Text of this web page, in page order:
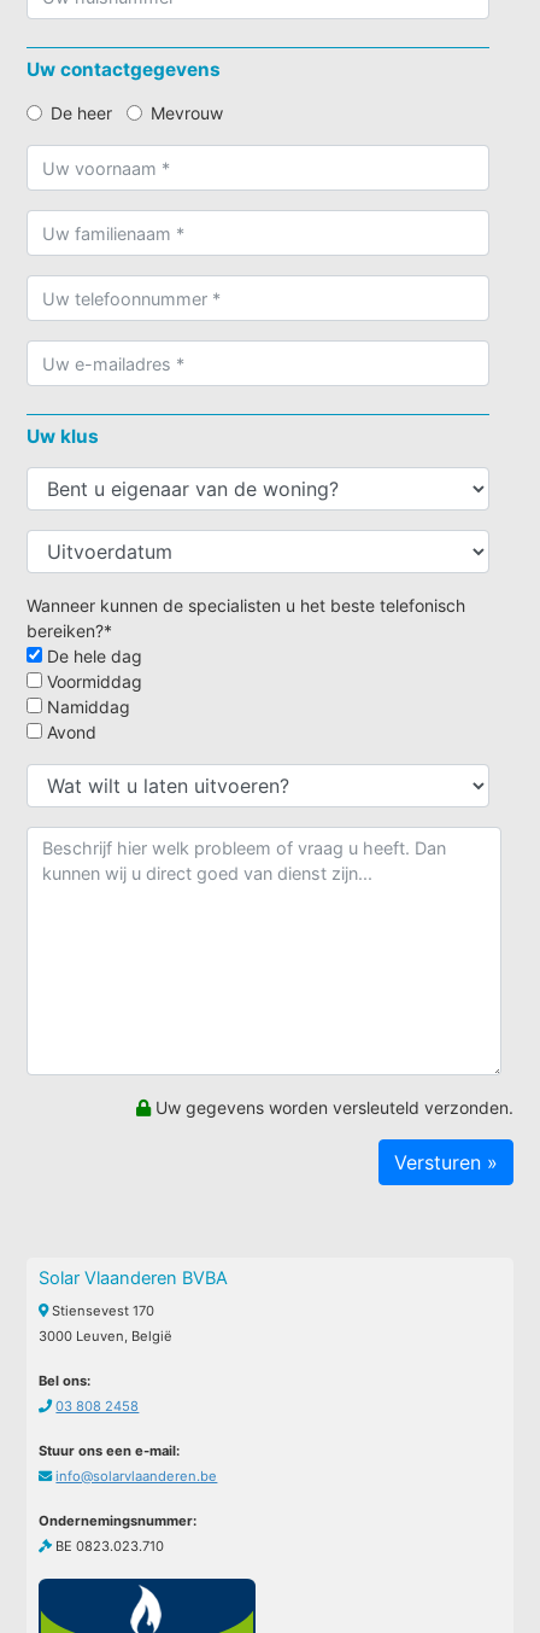
Uw contactgegevens
De heer Mevrouw
Uw klus
Wanneer kunnen de specialisten u het beste telefonisch
bereiken?*
De hele dag
Voormiddag
Namiddag
Avond
Uw gegevens worden versleuteld verzonden.
Solar Vlaanderen BVBA
Stiensevest 170
3000 Leuven, België
Bel ons:
03 808 2458
Stuur ons een e-mail:
info@solarvlaanderen.be
Ondernemingsnummer:
BE 0823.023.710